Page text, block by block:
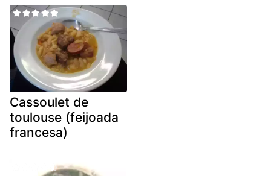
Cassoulet de
toulouse (feijoada
francesa)